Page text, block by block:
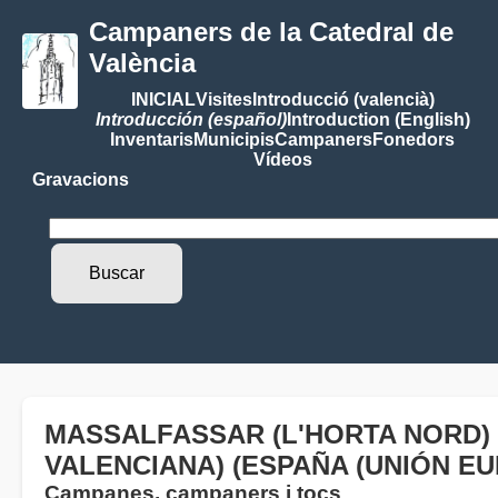
Campaners de la Catedral de
València
INICIALVisitesIntroducció (valencià)
Introducción (español)Introduction (English)
InventarisMunicipisCampanersFonedors
Vídeos
Gravacions
MASSALFASSAR (L'HORTA
VALENCIANA) (ESPAÑA (UNIÓN
Campanes, campaners i tocs